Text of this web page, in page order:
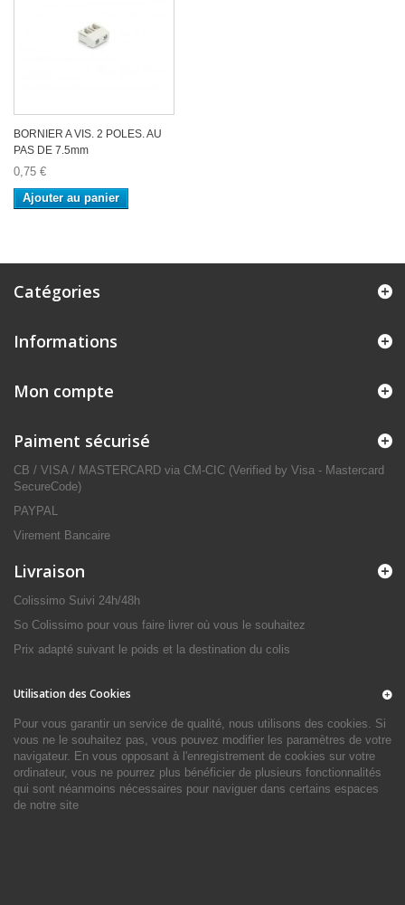
BORNIER A VIS. 2 POLES. AU
PAS DE 7.5mm
0,75 €
Ajouter au panier
Catégories
Informations
Mon compte
Paiment sécurisé
CB / VISA / MASTERCARD via CM-CIC (Verified by Visa - Mastercard
SecureCode)
PAYPAL
Virement Bancaire
Livraison
Colissimo Suivi 24h/48h
So Colissimo pour vous faire livrer où vous le souhaitez
Prix adapté suivant le poids et la destination du colis
Utilisation des Cookies
Pour vous garantir un service de qualité, nous utilisons des cookies. Si
vous ne le souhaitez pas, vous pouvez modifier les paramètres de votre
navigateur. En vous opposant à l'enregistrement de cookies sur votre
ordinateur, vous ne pourrez plus bénéficier de plusieurs fonctionnalités
qui sont néanmoins nécessaires pour naviguer dans certains espaces
de notre site